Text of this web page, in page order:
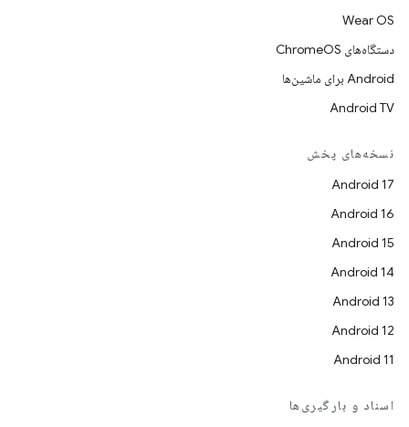
Wear OS
دستگاه‌های ChromeOS
Android برای ماشین‌ها
Android TV
نسخه‌های پخش
Android 17
Android 16
Android 15
Android 14
Android 13
Android 12
Android 11
اسناد و بارگیری‌ها